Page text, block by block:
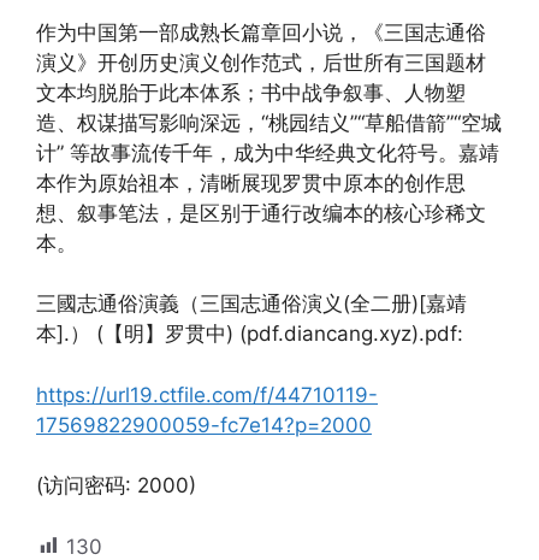
作为中国第一部成熟长篇章回小说，《三国志通俗
演义》开创历史演义创作范式，后世所有三国题材
文本均脱胎于此本体系；书中战争叙事、人物塑
造、权谋描写影响深远，“桃园结义”“草船借箭”“空城
计” 等故事流传千年，成为中华经典文化符号。嘉靖
本作为原始祖本，清晰展现罗贯中原本的创作思
想、叙事笔法，是区别于通行改编本的核心珍稀文
本。
三國志通俗演義（三国志通俗演义(全二册)[嘉靖
本].） (【明】罗贯中) (pdf.diancang.xyz).pdf:
https://url19.ctfile.com/f/44710119-
17569822900059-fc7e14?p=2000
(访问密码: 2000)
130